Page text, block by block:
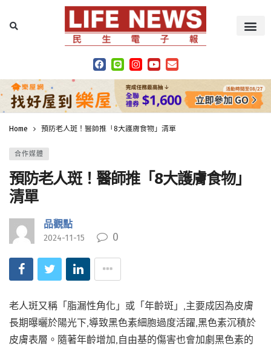
Home 預防老人斑！醫師推「8大護膚食物」清單
合作媒體
預防老人斑！醫師推「8大護膚食物」
清單
品觀點
2024-11-15 0
老人斑又稱「脂漏性角化」或「年齡斑」,主要成因為皮膚
長期曝曬於陽光下,導致黑色素細胞過度活躍,黑色素沉積於
皮膚表層。隨著年齡增加,自由基的傷害也會加劇黑色素的